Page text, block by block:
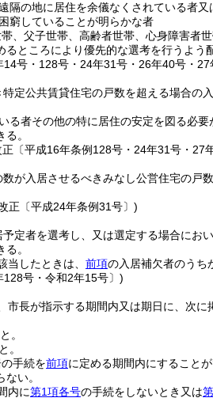
隔の地に居住を余儀なくされている者
窮していることが明らかな者
、父子世帯、高齢者世帯、心身障害者
ところにより優先的な選考を行うよう
号・128号・24年31号・26年40号・
定公共賃貸住宅の戸数を超える場合
る者その他の特に居住の安定を図る必
。
〔平成16年条例128号・24年31号・27
が入居させるべきみなし公営住宅の戸
正〔平成24年条例31号〕)
定者を選考し、又は選定する場合にお
。
当したときは、 前項の入居補欠者のうち
号・令和2年15号〕)
市長が指示する期間内又は期日に、次に
。
。
手続を前項に定める期間内にすることが
い。
内に第1項各号の手続をしないとき又は